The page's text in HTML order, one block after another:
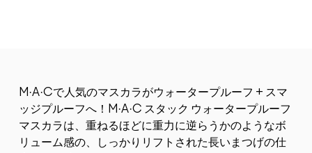
M·A·Cで人気のマスカラがウォータープルーフ + スマ
ッジプルーフへ！M·A·C スタック ウォータープルーフ
マスカラは、重ねるほどに重力に逆らうかのようなボ
リューム感の、しっかりリフトされた長いまつげの仕